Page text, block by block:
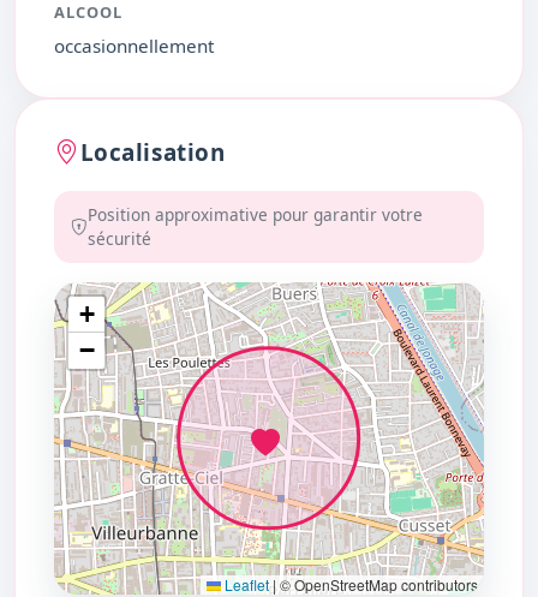
ALCOOL
occasionnellement
Localisation
Position approximative pour garantir votre
sécurité
+
−
Leaflet|© OpenStreetMap contributors